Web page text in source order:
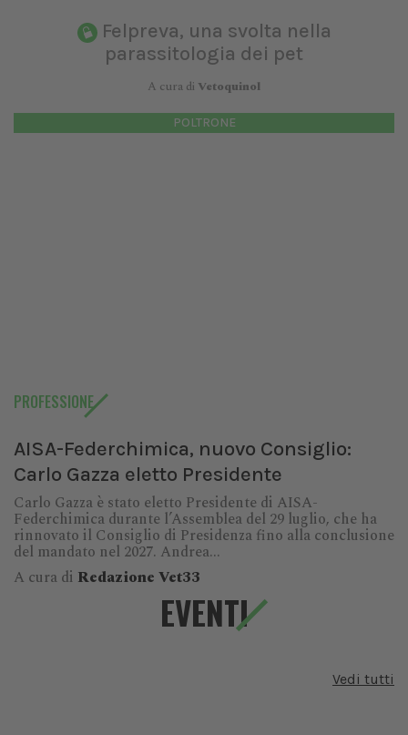
Felpreva, una svolta nella
parassitologia dei pet
A cura di Vetoquinol
POLTRONE
PROFESSIONE
AISA-Federchimica, nuovo Consiglio:
Carlo Gazza eletto Presidente
Carlo Gazza è stato eletto Presidente di AISA-
Federchimica durante l’Assemblea del 29 luglio, che ha
rinnovato il Consiglio di Presidenza fino alla conclusione
del mandato nel 2027. Andrea...
A cura di Redazione Vet33
EVENTI
Vedi tutti